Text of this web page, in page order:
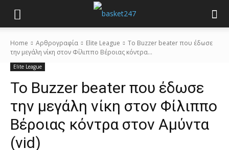
Home Αρθρογραφία Elite League
Το Buzzer beater που έδωσε
την μεγάλη νίκη στον Φίλιππο Βέροιας κόντρα...
Elite League
Το Buzzer beater που έδωσε
την μεγάλη νίκη στον Φίλιππο
Βέροιας κόντρα στον Αμύντα
(vid)